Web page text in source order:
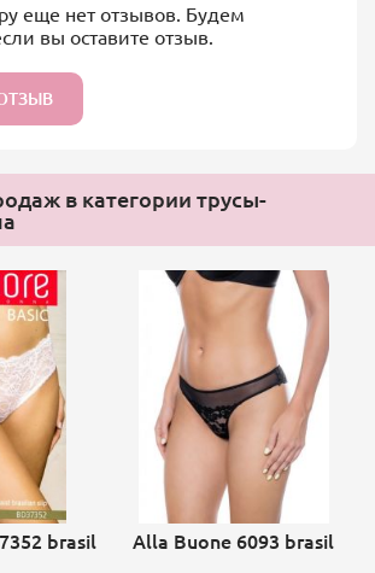
еще нет отзывов. Будем
вы оставите отзыв.
в категории трусы-
brasil Alla Buone 6093 brasil